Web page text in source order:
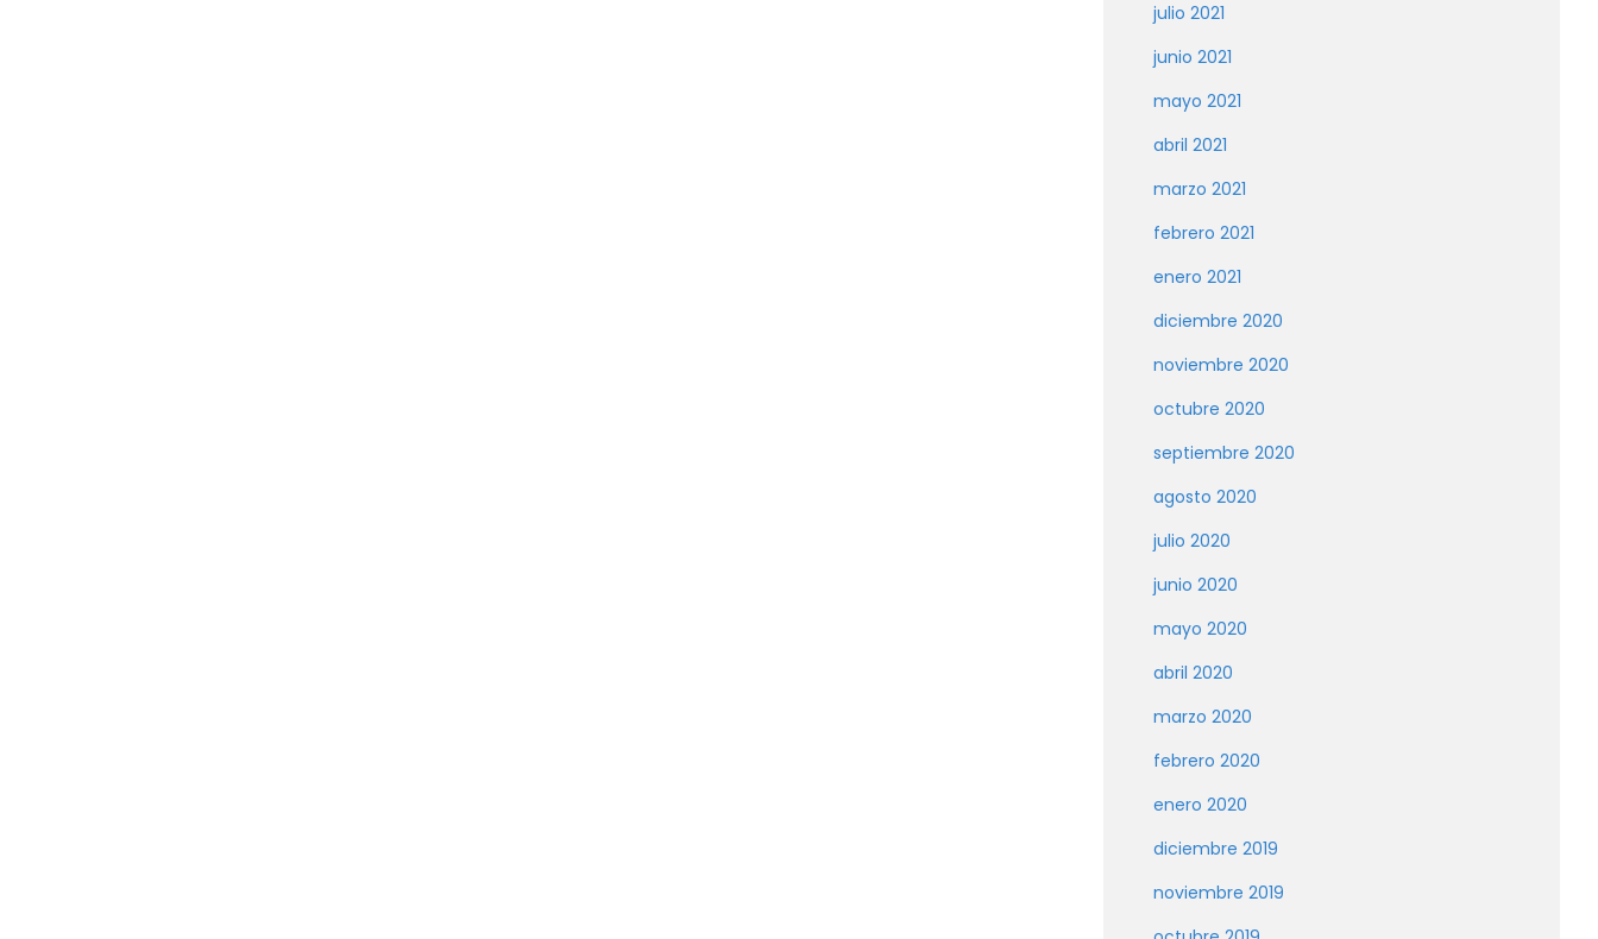
julio 2021
junio 2021
mayo 2021
abril 2021
marzo 2021
febrero 2021
enero 2021
diciembre 2020
noviembre 2020
octubre 2020
septiembre 2020
agosto 2020
julio 2020
junio 2020
mayo 2020
abril 2020
marzo 2020
febrero 2020
enero 2020
diciembre 2019
noviembre 2019